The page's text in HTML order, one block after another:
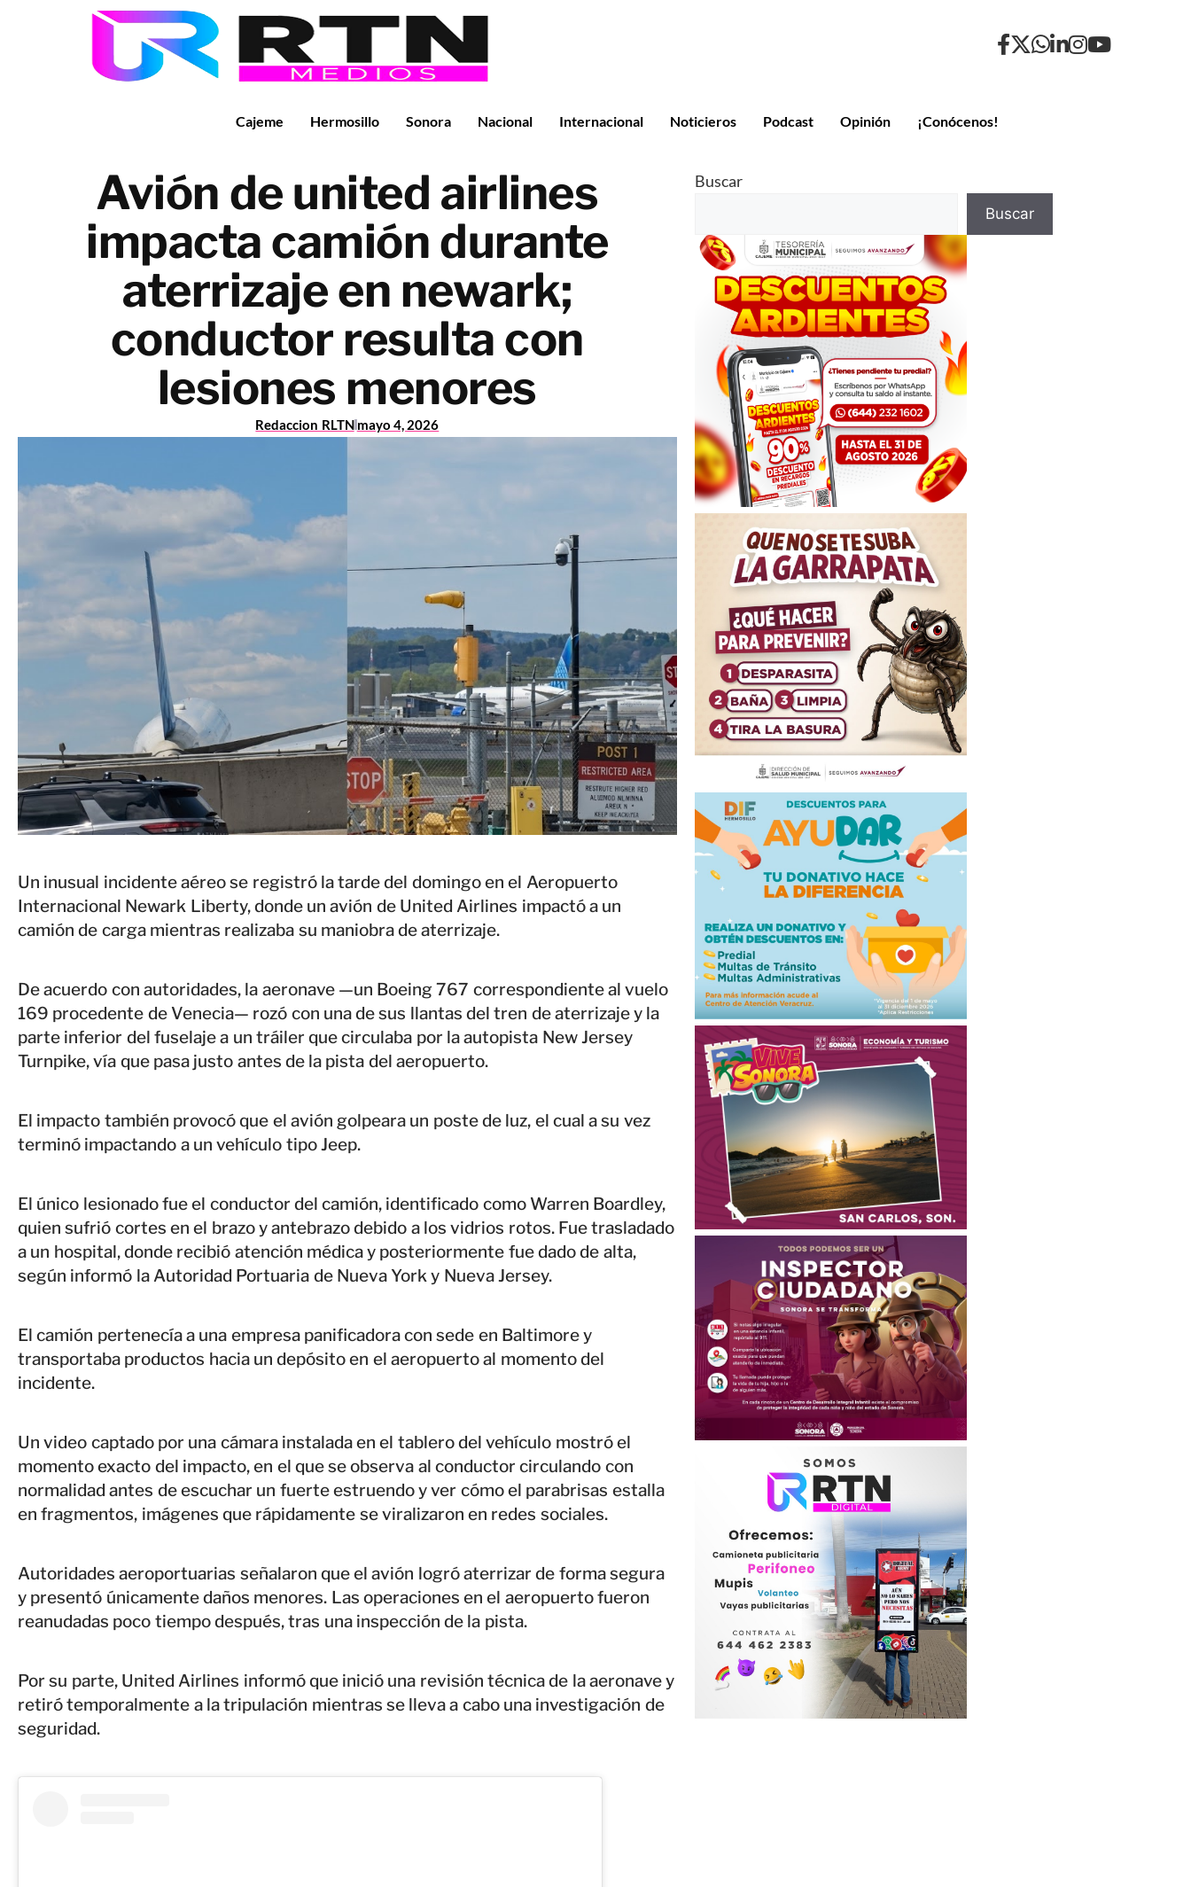
Cajeme Hermosillo Sonora Nacional Internacional Noticieros Podcast Opinión ¡Conócenos!
Avión de united airlines
impacta camión durante
aterrizaje en newark;
conductor resulta con
lesiones menores
Redaccion RLTNmayo 4, 2026
Un inusual incidente aéreo se registró la tarde del domingo en el Aeropuerto
Internacional Newark Liberty, donde un avión de United Airlines impactó a un
camión de carga mientras realizaba su maniobra de aterrizaje.
De acuerdo con autoridades, la aeronave —un Boeing 767 correspondiente al vuelo
169 procedente de Venecia— rozó con una de sus llantas del tren de aterrizaje y la
parte inferior del fuselaje a un tráiler que circulaba por la autopista New Jersey
Turnpike, vía que pasa justo antes de la pista del aeropuerto.
El impacto también provocó que el avión golpeara un poste de luz, el cual a su vez
terminó impactando a un vehículo tipo Jeep.
El único lesionado fue el conductor del camión, identificado como Warren Boardley,
quien sufrió cortes en el brazo y antebrazo debido a los vidrios rotos. Fue trasladado
a un hospital, donde recibió atención médica y posteriormente fue dado de alta,
según informó la Autoridad Portuaria de Nueva York y Nueva Jersey.
El camión pertenecía a una empresa panificadora con sede en Baltimore y
transportaba productos hacia un depósito en el aeropuerto al momento del
incidente.
Un video captado por una cámara instalada en el tablero del vehículo mostró el
momento exacto del impacto, en el que se observa al conductor circulando con
normalidad antes de escuchar un fuerte estruendo y ver cómo el parabrisas estalla
en fragmentos, imágenes que rápidamente se viralizaron en redes sociales.
Autoridades aeroportuarias señalaron que el avión logró aterrizar de forma segura
y presentó únicamente daños menores. Las operaciones en el aeropuerto fueron
reanudadas poco tiempo después, tras una inspección de la pista.
Por su parte, United Airlines informó que inició una revisión técnica de la aeronave y
retiró temporalmente a la tripulación mientras se lleva a cabo una investigación de
seguridad.
Buscar
Buscar